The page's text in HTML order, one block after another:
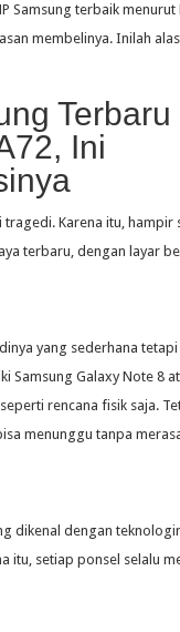
Samsung terbaik menurut
membelinya. Inilah
Ini
tragedi. Karena itu, hampir
terbaru, dengan layar
yang sederhana
Samsung Galaxy Note 8
rencana fisik saja.
menunggu tanpa
dikenal dengan
itu, setiap ponsel selalu